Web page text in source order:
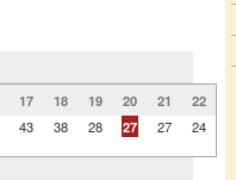
17 18 19 20 21
22
43 38 28 27 27 24